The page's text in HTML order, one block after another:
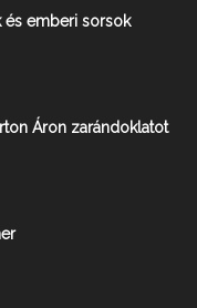
és emberi sorsok
Áron zarándoklatot